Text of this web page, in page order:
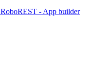
RoboREST - App builder